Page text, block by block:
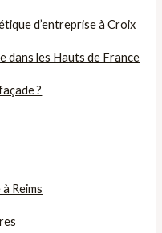
d’entreprise à Croix
dans les Hauts de France
?
Reims